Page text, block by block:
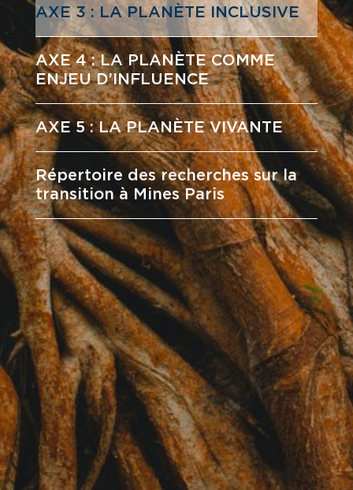
AXE 3 : LA PLANÈTE INCLUSIVE
AXE 4 : LA PLANÈTE COMME
ENJEU D’INFLUENCE
AXE 5 : LA PLANÈTE VIVANTE
Répertoire des recherches sur la
transition à Mines Paris